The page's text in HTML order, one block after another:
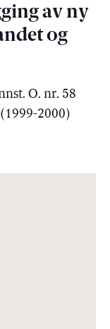
av ny
og
O. nr. 58
2000)